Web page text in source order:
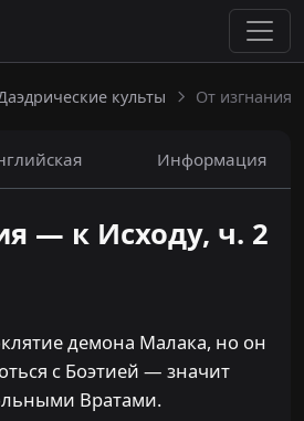
культы От изгнания
Информация
— к Исходу, ч. 2
демона Малака, но он
с Боэтией — значит
Вратами.